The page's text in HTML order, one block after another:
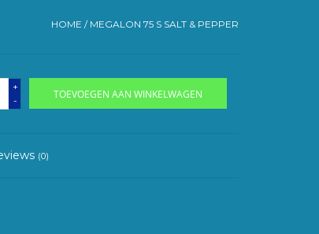
HOME / MEGALON 75 S SALT & PEPPER
+
-
TOEVOEGEN AAN WINKELWAGEN
(0)